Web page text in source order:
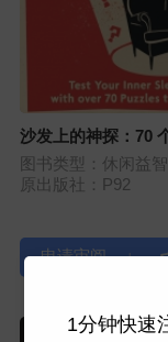
沙发上的神探：70
集
图书类型：休闲益智
原出版社：P92
|
1分钟快速